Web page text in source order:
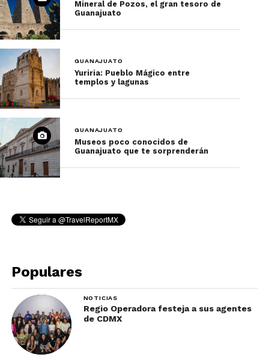
Estas son solo algunas películas filmadas en
esta bella ciudad,
ahora ve a encontrar tu propia historia a
Mineral de Pozos, el gran tesoro de
Guanajuato
GUANAJUATO
Yuriria: Pueblo Mágico entre
templos y lagunas
GUANAJUATO
Museos poco conocidos de
Guanajuato que te sorprenderán
Populares
NOTICIAS
Regio Operadora festeja a sus agentes
de CDMX